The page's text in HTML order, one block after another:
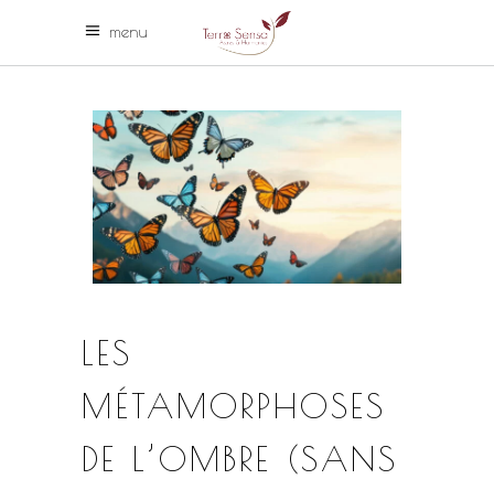
menu
LES
MÉTAMORPHOSES
DE L’OMBRE (SANS